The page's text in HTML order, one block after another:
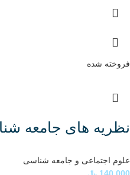
فروخته شده
نظریه های جامعه
علوم اجتماعی و جامعه شناسی
140,000 ﷼